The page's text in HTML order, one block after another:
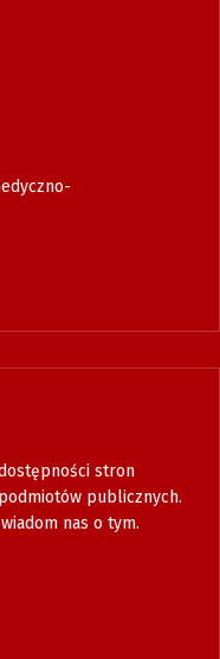
stron
publicznych.
nas o tym.